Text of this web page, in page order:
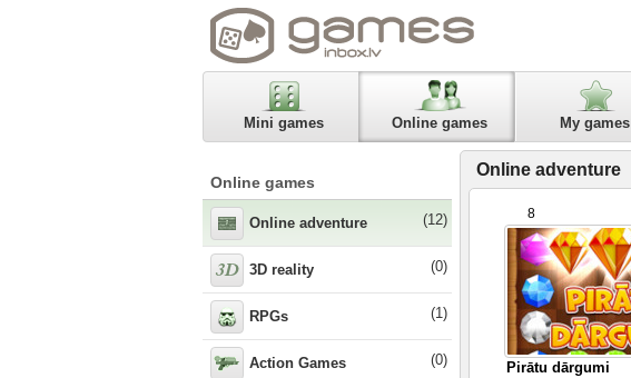
Mini games Online games My games
Online adventure
Pirātu dārgumi
8
Online games
Online adventure (12)
3D reality (0)
RPGs (1)
Action Games (0)